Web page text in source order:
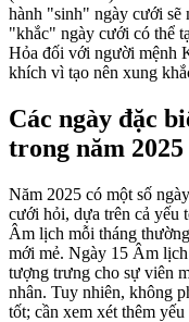
hành "sinh" ngày cưới sẽ
"khắc" ngày cưới có thể
Hỏa đối với người mệnh
khích vì tạo nên xung
Các ngày đặc
trong năm 2025
Năm 2025 có một số
cưới hỏi, dựa trên cả yếu
Âm lịch mỗi tháng
mới mẻ. Ngày 15 Âm lịch
tượng trưng cho sự viên
nhân. Tuy nhiên, không
tốt; cần xem xét thêm